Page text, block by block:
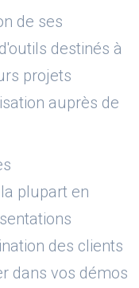
de ses
destinés à
projets
auprès de
plupart en
des clients
dans vos démos